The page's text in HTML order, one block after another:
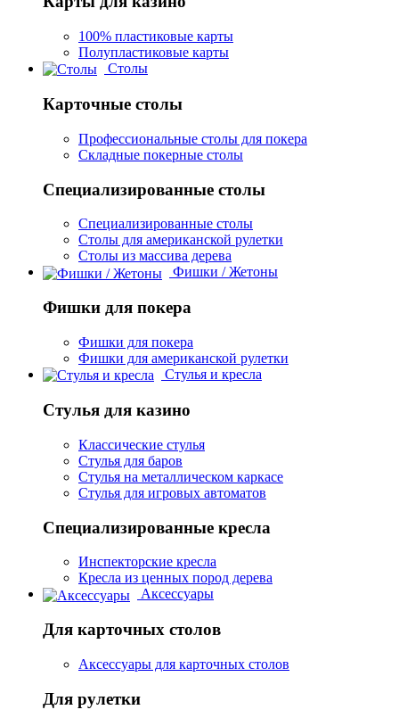
100% пластиковые карты
Полупластиковые карты
Столы
Карточные столы
Профессиональные столы для покера
Складные покерные столы
Специализированные столы
Специализированные столы
Столы для американской рулетки
Столы из массива дерева
Фишки / Жетоны
Фишки для покера
Фишки для покера
Фишки для американской рулетки
Стулья и кресла
Стулья для казино
Классические стулья
Стулья для баров
Стулья на металлическом каркасе
Стулья для игровых автоматов
Специализированные кресла
Инспекторские кресла
Кресла из ценных пород дерева
Аксессуары
Для карточных столов
Аксессуары для карточных столов
Для рулетки